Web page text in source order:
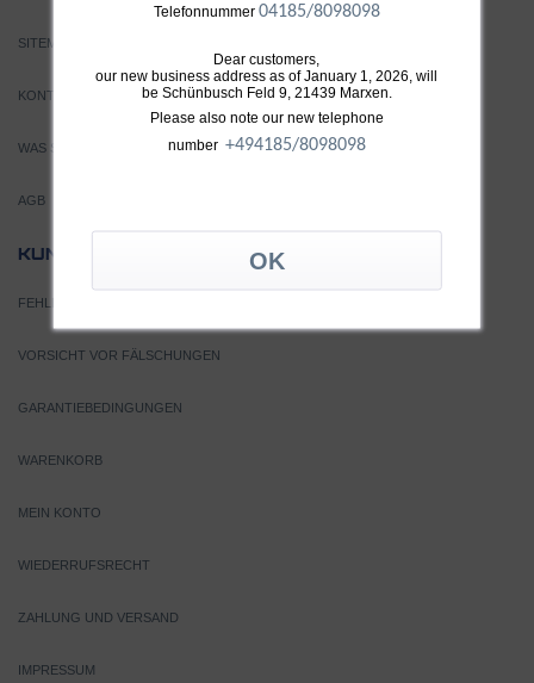
Telefonnummer 04185/8098098
Dear customers,
our new business address as of January 1, 2026, will
be Schünbusch Feld 9, 21439 Marxen.
Please also note our new telephone
number +494185/8098098
SITEMAP
KONTAKT
WAS SIND TURBOLADER?
AGB
KUNDEN
FEHLERSUCHE
VORSICHT VOR FÄLSCHUNGEN
GARANTIEBEDINGUNGEN
WARENKORB
MEIN KONTO
WIEDERRUFSRECHT
ZAHLUNG UND VERSAND
IMPRESSUM